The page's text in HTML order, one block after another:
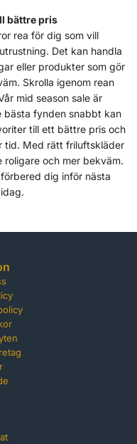
bättre pris
rea för dig som vill
Det kan handla
eller produkter som gör
Skrolla igenom rean
mid season sale är
fynden snabbt kan
till ett bättre pris och
tid. Med rätt friluftskläder
och mer bekväm.
dig inför nästa